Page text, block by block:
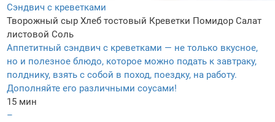
Сэндвич с креветками
Творожный сыр Хлеб тостовый Креветки Помидор Салат
листовой Соль
Аппетитный сэндвич с креветками — не только вкусное,
но и полезное блюдо, которое можно подать к завтраку,
полднику, взять с собой в поход, поездку, на работу.
Дополняйте его различными соусами!
15 мин
–